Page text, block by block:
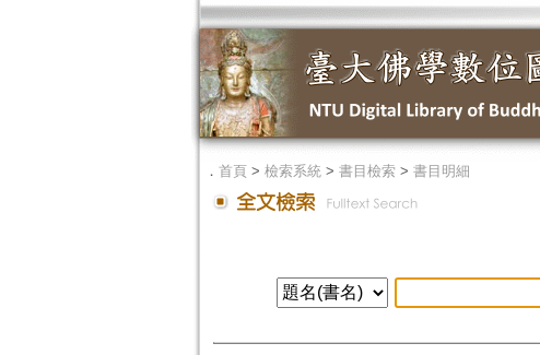
． 首頁> 檢索系統> 書目檢索> 書目明細